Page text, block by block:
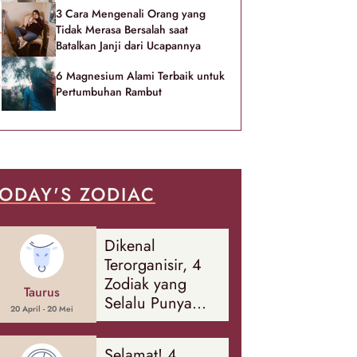
3 Cara Mengenali Orang yang
Tidak Merasa Bersalah saat
Batalkan Janji dari Ucapannya
6 Magnesium Alami Terbaik untuk
Pertumbuhan Rambut
ZODIAC
Taurus
20 April - 20 Mei
Dikenal
Terorganisir, 4
Zodiak yang
Selalu Punya
Rencana
Cadangan Soal